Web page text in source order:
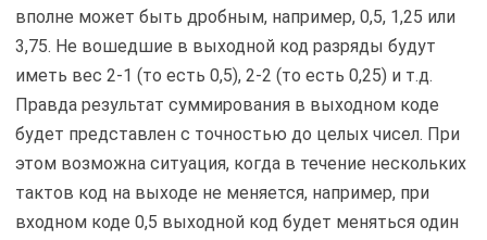
вполне может быть дробным, например, 0,5, 1,25 или
3,75. Не вошедшие в выходной код разряды будут
иметь вес 2-1 (то есть 0,5), 2-2 (то есть 0,25) и т.д.
Правда результат суммирования в выходном коде
будет представлен с точностью до целых чисел. При
этом возможна ситуация, когда в течение нескольких
тактов код на выходе не меняется, например, при
входном коде 0,5 выходной код будет меняться один